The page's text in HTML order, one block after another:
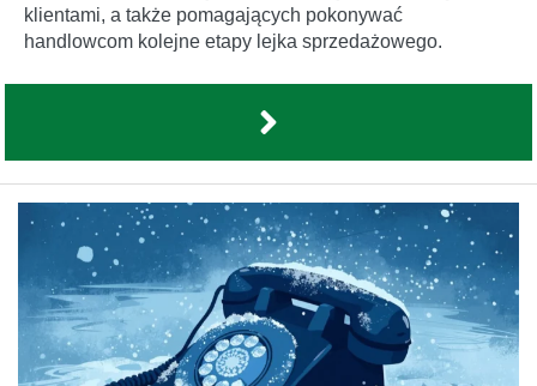
klientami, a także pomagających pokonywać
handlowcom kolejne etapy lejka sprzedażowego.